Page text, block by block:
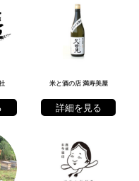
米と酒の店 満寿美屋
詳細を見る